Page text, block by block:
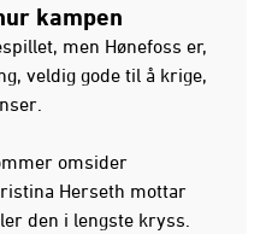
kampen
men Hønefoss er,
veldig gode til å krige,
omsider
Herseth mottar
den i lengste kryss.